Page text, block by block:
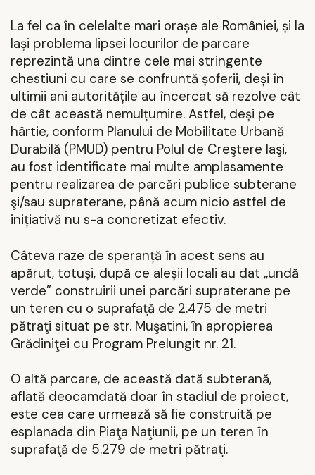
La fel ca în celelalte mari orașe ale României, și la
Iași problema lipsei locurilor de parcare
reprezintă una dintre cele mai stringente
chestiuni cu care se confruntă șoferii, deși în
ultimii ani autoritățile au încercat să rezolve cât
de cât această nemulțumire. Astfel, deși pe
hârtie, conform Planului de Mobilitate Urbană
Durabilă (PMUD) pentru Polul de Creştere Iaşi,
au fost identificate mai multe amplasamente
pentru realizarea de parcări publice subterane
şi/sau supraterane, până acum nicio astfel de
inițiativă nu s-a concretizat efectiv.
Câteva raze de speranță în acest sens au
apărut, totuși, după ce aleșii locali au dat „undă
verde” construirii unei parcări supraterane pe
un teren cu o suprafaţă de 2.475 de metri
pătraţi situat pe str. Muşatini, în apropierea
Grădiniţei cu Program Prelungit nr. 21.
O altă parcare, de această dată subterană,
aflată deocamdată doar în stadiul de proiect,
este cea care urmează să fie construită pe
esplanada din Piaţa Naţiunii, pe un teren în
suprafaţă de 5.279 de metri pătraţi.